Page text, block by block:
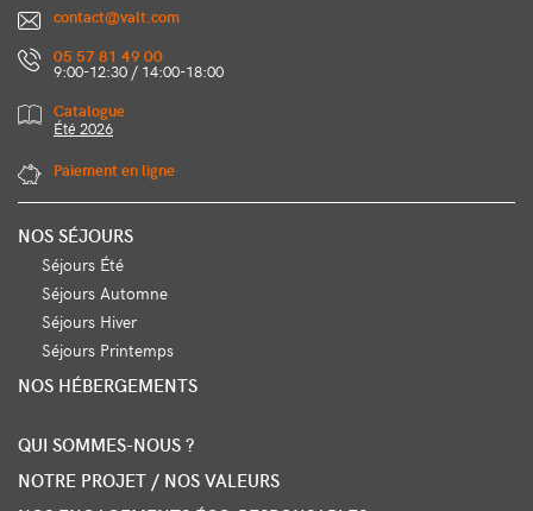
contact@valt.com
05 57 81 49 00
9:00-12:30 / 14:00-18:00
Catalogue
Été 2026
Paiement en ligne
NOS SÉJOURS
Séjours Été
Séjours Automne
Séjours Hiver
Séjours Printemps
NOS HÉBERGEMENTS
QUI SOMMES-NOUS ?
NOTRE PROJET / NOS VALEURS